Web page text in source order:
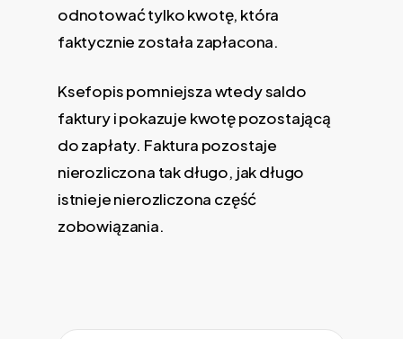
odnotować tylko kwotę, która
faktycznie została zapłacona.
Ksefopis pomniejsza wtedy saldo
faktury i pokazuje kwotę pozostającą
do zapłaty. Faktura pozostaje
nierozliczona tak długo, jak długo
istnieje nierozliczona część
zobowiązania.